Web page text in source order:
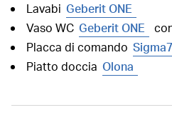
Lavabi Geberit ONE
Vaso WC Geberit ONE
Placca di comando
Piatto doccia Olona